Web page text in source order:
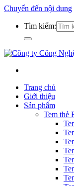
Chuyển đến nội dung
Tìm kiếm:
Trang chủ
Giới thiệu
Sản phẩm
Tem thẻ